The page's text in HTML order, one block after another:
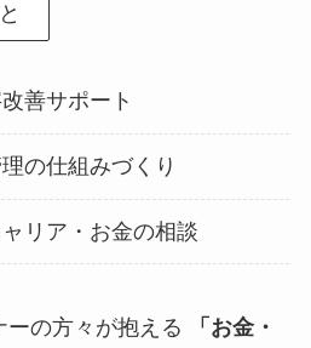
善サポート
の仕組みづくり
リア・お金の相談
の方々が抱える
「お金・